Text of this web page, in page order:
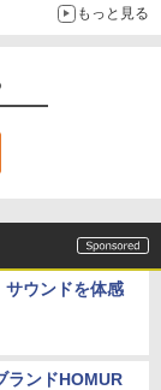
もっと見る
サウンドを体感
ランドHOMUR